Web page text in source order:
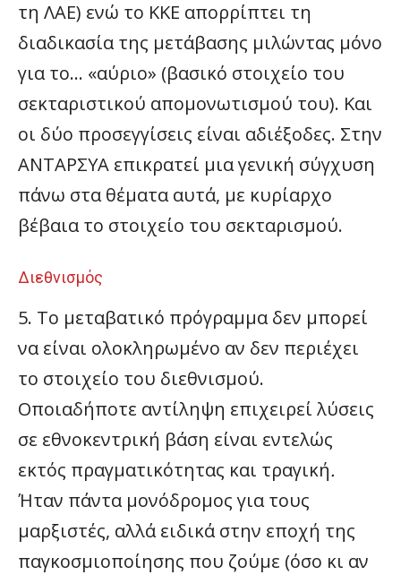
τη ΛΑΕ) ενώ το ΚΚΕ απορρίπτει τη
διαδικασία της μετάβασης μιλώντας μόνο
για το… «αύριο» (βασικό στοιχείο του
σεκταριστικού απομονωτισμού του). Και
οι δύο προσεγγίσεις είναι αδιέξοδες. Στην
ΑΝΤΑΡΣΥΑ επικρατεί μια γενική σύγχυση
πάνω στα θέματα αυτά, με κυρίαρχο
βέβαια το στοιχείο του σεκταρισμού.
Διεθνισμός
5. Το μεταβατικό πρόγραμμα δεν μπορεί
να είναι ολοκληρωμένο αν δεν περιέχει
το στοιχείο του διεθνισμού.
Οποιαδήποτε αντίληψη επιχειρεί λύσεις
σε εθνοκεντρική βάση είναι εντελώς
εκτός πραγματικότητας και τραγική.
Ήταν πάντα μονόδρομος για τους
μαρξιστές, αλλά ειδικά στην εποχή της
παγκοσμιοποίησης που ζούμε (όσο κι αν